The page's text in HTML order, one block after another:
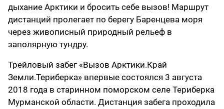
дыхание Арктики и бросить себе вызов! Маршрут
дистанций пролегает по берегу Баренцева моря
через живописный природный рельеф в
заполярную тундру.
Трейловый забег «Вызов Арктики.Край
Земли.Териберка» впервые состоялся 3 августа
2018 года в старинном поморском селе Териберка
Мурманской области. Дистанция забега проходила